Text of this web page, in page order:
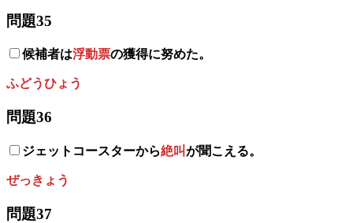
問題35
候補者は浮動票の獲得に努めた。
ふどうひょう
問題36
ジェットコースターから絶叫が聞こえる。
ぜっきょう
問題37